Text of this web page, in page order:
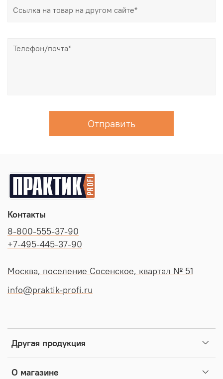
Отправить
Другая продукция
О магазине
Контакты
8-800-555-37-90
+7-495-445-37-90
Москва, поселение Сосенское, квартал № 51
info@praktik-profi.ru